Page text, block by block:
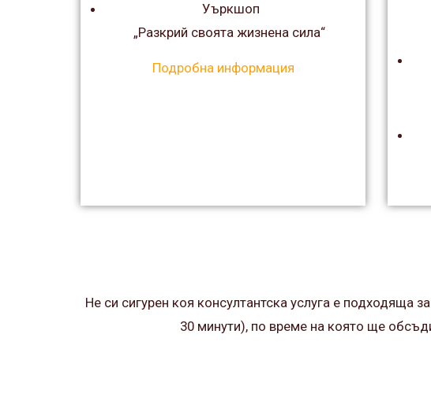
Уъркшоп
„Разкрий своята жизнена сила“
Подробна информация
Не си сигурен коя консултантска услуга е подходяща
30 минути), по време на която ще